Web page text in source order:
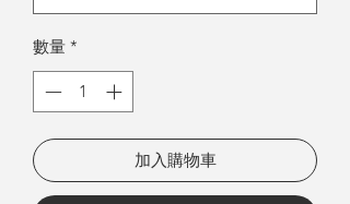
數量 *
加入購物車